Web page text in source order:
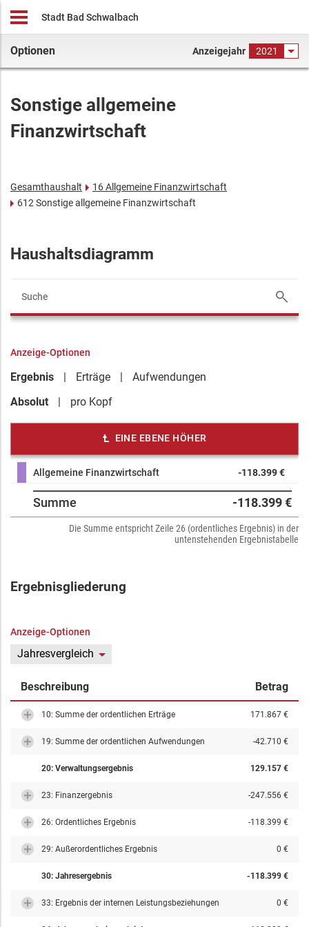
Stadt Bad Schwalbach
Optionen Anzeigejahr 2021
Sonstige allgemeine
Finanzwirtschaft
Gesamthaushalt
16 Allgemeine Finanzwirtschaft
612 Sonstige allgemeine Finanzwirtschaft
Haushaltsdiagramm
Anzeige-Optionen
Ergebnis Erträge
Aufwendungen
Absolut
pro Kopf
EINE EBENE HÖHER
Allgemeine Finanzwirtschaft -118.399 €
Summe -118.399 €
Die Summe entspricht Zeile 26 (ordentliches Ergebnis) in der
untenstehenden Ergebnistabelle
Ergebnisgliederung
Anzeige-Optionen
Jahresvergleich
Beschreibung Betrag
10: Summe der ordentlichen Erträge 171.867 €
19: Summe der ordentlichen Aufwendungen -42.710 €
20: Verwaltungsergebnis 129.157 €
23: Finanzergebnis -247.556 €
26: Ordentliches Ergebnis -118.399 €
29: Außerordentliches Ergebnis 0 €
30: Jahresergebnis -118.399 €
33: Ergebnis der internen Leistungsbeziehungen 0 €